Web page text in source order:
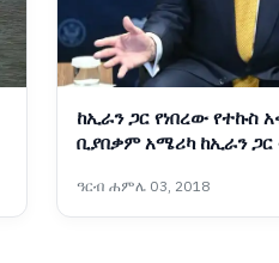
ከኢራን ጋር የነበረው የተኩስ
ቢያበቃም አሜሪካ ከኢራን ጋር
ዓርብ ሐምሌ 03, 2018